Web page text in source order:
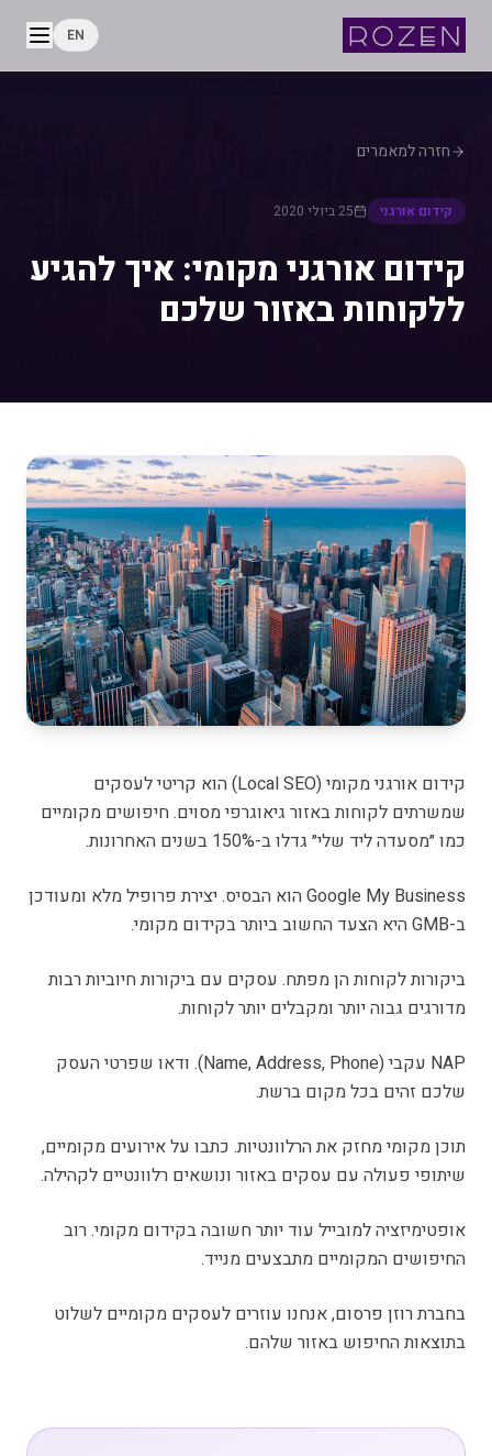
EN
חזרה למאמרים
קידום אורגני 25 ביולי 2020
קידום אורגני מקומי: איך להגיע
ללקוחות באזור שלכם
קידום אורגני מקומי (Local SEO) הוא קריטי לעסקים
שמשרתים לקוחות באזור גיאוגרפי מסוים. חיפושים מקומיים
כמו ״מסעדה ליד שלי״ גדלו ב-150% בשנים האחרונות.
Google My Business הוא הבסיס. יצירת פרופיל מלא ומעודכן
ב-GMB היא הצעד החשוב ביותר בקידום מקומי.
ביקורות לקוחות הן מפתח. עסקים עם ביקורות חיוביות רבות
מדורגים גבוה יותר ומקבלים יותר לקוחות.
NAP עקבי (Name, Address, Phone). ודאו שפרטי העסק
שלכם זהים בכל מקום ברשת.
תוכן מקומי מחזק את הרלוונטיות. כתבו על אירועים מקומיים,
שיתופי פעולה עם עסקים באזור ונושאים רלוונטיים לקהילה.
אופטימיזציה למובייל עוד יותר חשובה בקידום מקומי. רוב
החיפושים המקומיים מתבצעים מנייד.
בחברת רוזן פרסום, אנחנו עוזרים לעסקים מקומיים לשלוט
בתוצאות החיפוש באזור שלהם.